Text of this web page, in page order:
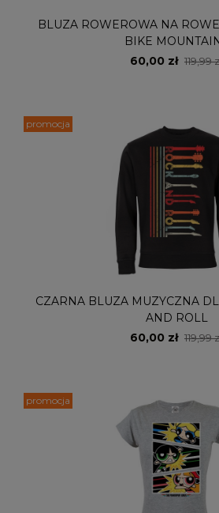
BLUZA ROWEROWA NA
BIKE
60,00 zł 119,99
CZARNA BLUZA MUZYCZNA
AND ROLL
60,00 zł 119,99
promocja
promocja